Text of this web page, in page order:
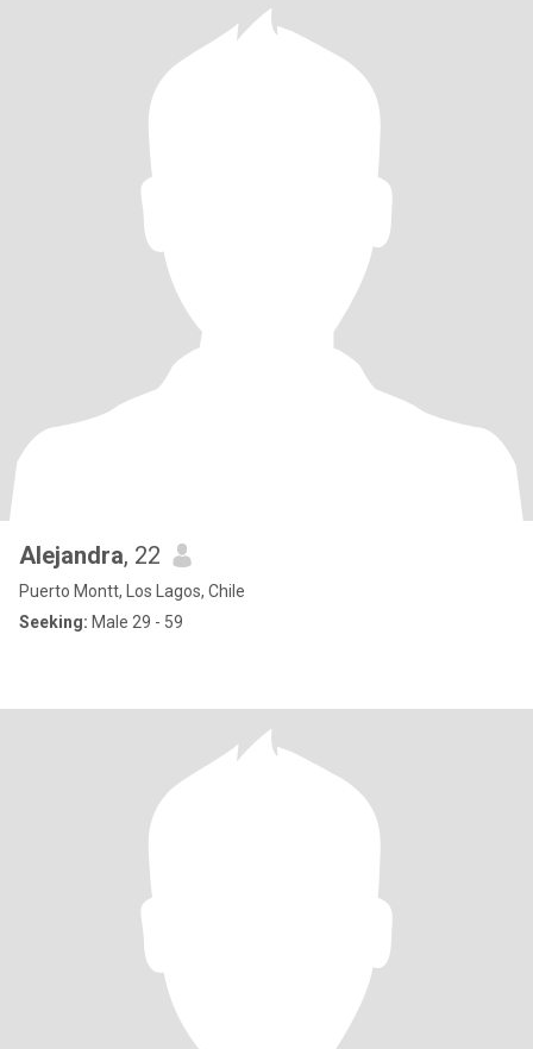
Alejandra, 22
Puerto Montt, Los Lagos, Chile
Seeking: Male 29 - 59